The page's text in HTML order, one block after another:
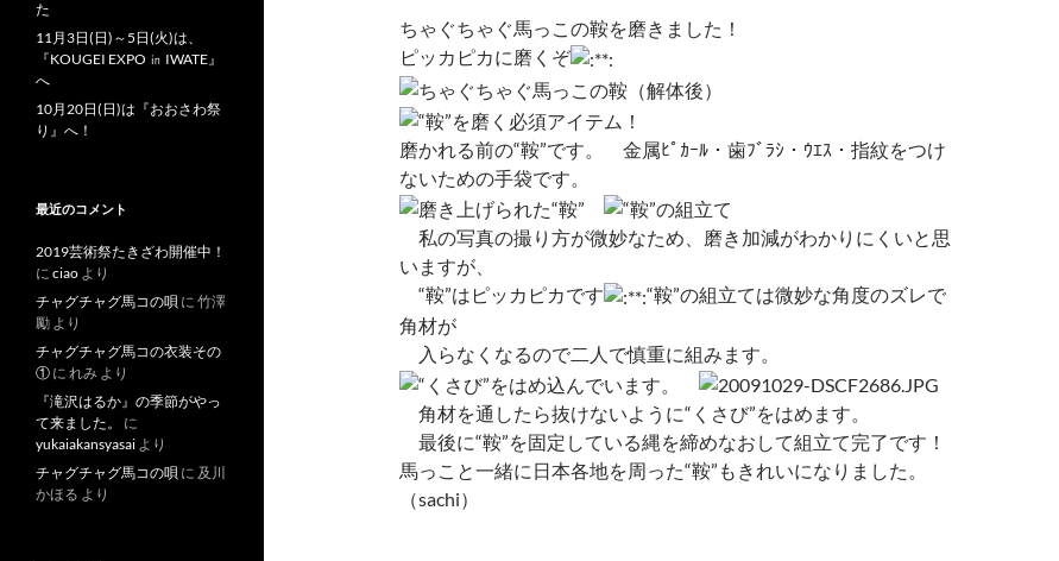
ちゃぐちゃぐ馬っこの鞍を磨きました！
ピッカピカに磨くぞ
磨かれる前の“鞍”です。 金属ﾋﾟｶｰﾙ・歯ﾌﾞﾗｼ・ｳｴｽ・指紋をつけ
ないための手袋です。
私の写真の撮り方が微妙なため、磨き加減がわかりにくいと思
いますが、
“鞍”はピッカピカです
“鞍”の組立ては微妙な角度のズレで
角材が
入らなくなるので二人で慎重に組みます。
角材を通したら抜けないように“くさび”をはめます。
最後に“鞍”を固定している縄を締めなおして組立て完了です！
馬っこと一緒に日本各地を周った“鞍”もきれいになりました。
（sachi）
た
11月3日(日)～5日(火)は、
『KOUGEI EXPO ㏌ IWATE』
へ
10月20日(日)は『おおさわ祭
り』へ！
最近のコメント
2019芸術祭たきざわ開催中！
に ciao より
チャグチャグ馬コの唄 に 竹澤
勵 より
チャグチャグ馬コの衣装その
① に れみ より
『滝沢はるか』の季節がやっ
て来ました。
に
yukaiakansyasai より
チャグチャグ馬コの唄 に 及川
かほる より